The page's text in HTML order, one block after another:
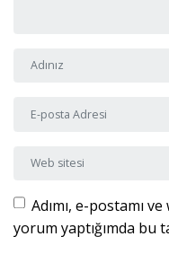
Adı ve Soyadı
E-posta Adresi
Web sitesi
Adımı, e-postamı
yorum yaptığımda bu